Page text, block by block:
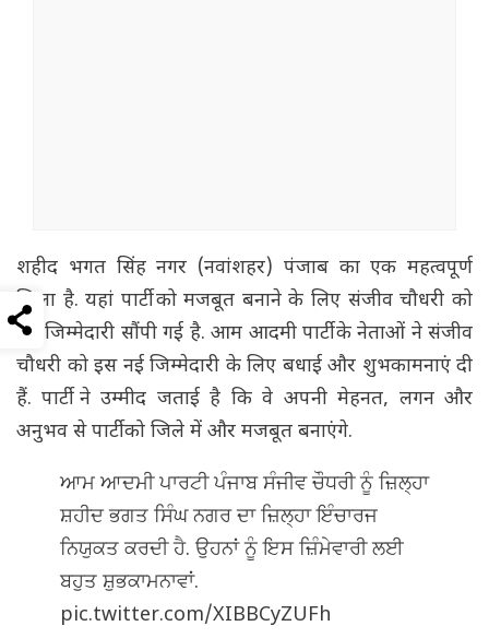
शहीद भगत सिंह नगर (नवांशहर) पंजाब का एक महत्वपूर्ण
जिला है. यहां पार्टी को मजबूत बनाने के लिए संजीव चौधरी को
यह जिम्मेदारी सौंपी गई है. आम आदमी पार्टी के नेताओं ने संजीव
चौधरी को इस नई जिम्मेदारी के लिए बधाई और शुभकामनाएं दी
हैं. पार्टी ने उम्मीद जताई है कि वे अपनी मेहनत, लगन और
अनुभव से पार्टी को जिले में और मजबूत बनाएंगे.
ਆਮ ਆਦਮੀ ਪਾਰਟੀ ਪੰਜਾਬ ਸੰਜੀਵ ਚੌਧਰੀ ਨੂੰ ਜ਼ਿਲ੍ਹਾ
ਸ਼ਹੀਦ ਭਗਤ ਸਿੰਘ ਨਗਰ ਦਾ ਜ਼ਿਲ੍ਹਾ ਇੰਚਾਰਜ
ਨਿਯੁਕਤ ਕਰਦੀ ਹੈ. ਉਹਨਾਂ ਨੂੰ ਇਸ ਜ਼ਿੰਮੇਵਾਰੀ ਲਈ
ਬਹੁਤ ਸ਼ੁਭਕਾਮਨਾਵਾਂ.
pic.twitter.com/XIBBCyZUFh